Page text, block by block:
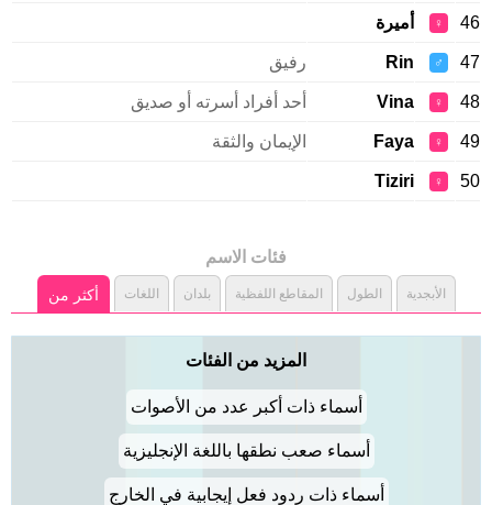
46
♀ أميرة
47
♂
Rin رفيق
48
♀
Vina أحد أفراد أسرته أو صديق
49
♀
Faya الإيمان والثقة
50
♀
Tiziri
فئات الاسم
الأبجدية الطول المقاطع اللفظية بلدان اللغات أكثر من
المزيد من الفئات
أسماء ذات أكبر عدد من الأصوات
أسماء صعب نطقها باللغة الإنجليزية
أسماء ذات ردود فعل إيجابية في الخارج